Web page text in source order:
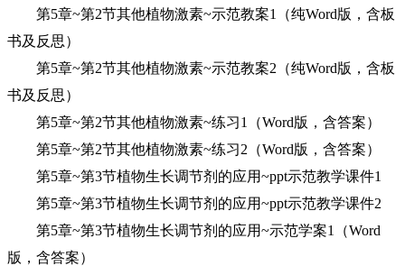
第5章~第2节其他植物激素~示范教案1（纯Word版，含板
书及反思）
第5章~第2节其他植物激素~示范教案2（纯Word版，含板
书及反思）
第5章~第2节其他植物激素~练习1（Word版，含答案）
第5章~第2节其他植物激素~练习2（Word版，含答案）
第5章~第3节植物生长调节剂的应用~ppt示范教学课件1
第5章~第3节植物生长调节剂的应用~ppt示范教学课件2
第5章~第3节植物生长调节剂的应用~示范学案1（Word
版，含答案）